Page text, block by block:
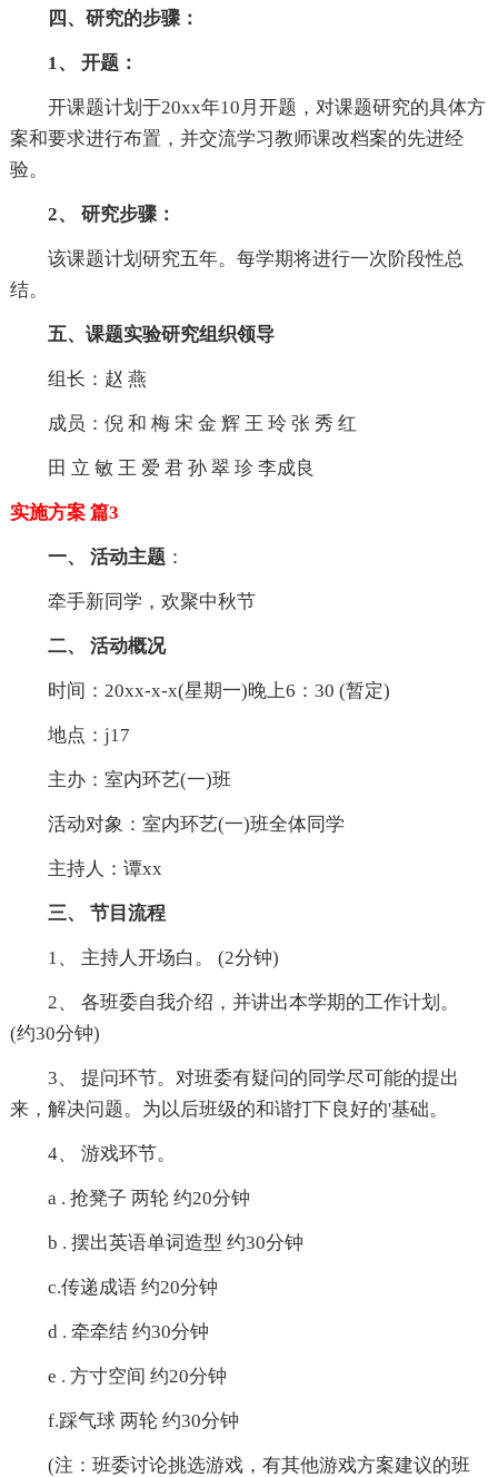
四、研究的步骤：
1、 开题：
开课题计划于20xx年10月开题，对课题研究的具体方
案和要求进行布置，并交流学习教师课改档案的先进经
验。
2、 研究步骤：
该课题计划研究五年。每学期将进行一次阶段性总
结。
五、课题实验研究组织领导
组长：赵 燕
成员：倪 和 梅 宋 金 辉 王 玲 张 秀 红
田 立 敏 王 爱 君 孙 翠 珍 李成良
实施方案 篇3
一、 活动主题：
牵手新同学，欢聚中秋节
二、 活动概况
时间：20xx-x-x(星期一)晚上6：30 (暂定)
地点：j17
主办：室内环艺(一)班
活动对象：室内环艺(一)班全体同学
主持人：谭xx
三、 节目流程
1、 主持人开场白。 (2分钟)
2、 各班委自我介绍，并讲出本学期的工作计划。
(约30分钟)
3、 提问环节。对班委有疑问的同学尽可能的提出
来，解决问题。为以后班级的和谐打下良好的'基础。
4、 游戏环节。
a . 抢凳子 两轮 约20分钟
b . 摆出英语单词造型 约30分钟
c.传递成语 约20分钟
d . 牵牵结 约30分钟
e . 方寸空间 约20分钟
f.踩气球 两轮 约30分钟
(注：班委讨论挑选游戏，有其他游戏方案建议的班